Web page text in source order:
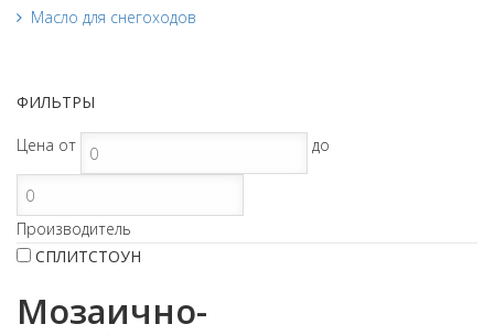
Масло для снегоходов
ФИЛЬТРЫ
Цена от до
Производитель
СПЛИТСТОУН
Мозаично-